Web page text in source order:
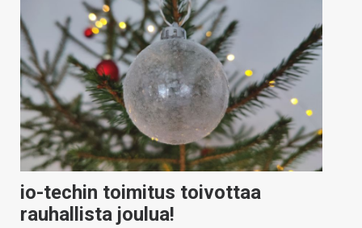
io-techin toimitus toivottaa
rauhallista joulua!